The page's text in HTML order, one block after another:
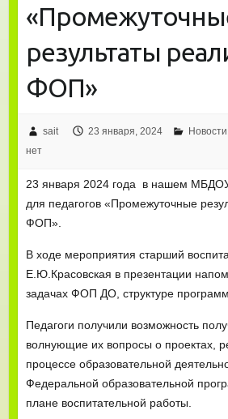
результаты
ФОП»
sait 23 января, 2024 Новости
нет
23 января 2024 года в нашем
для педагогов «Промежуточные
ФОП».
В ходе мероприятия старший
Е.Ю.Красовская в презентации
задачах ФОП ДО, структуре
Педагоги получили возможность
волнующие их вопросы о проектах,
процессе образовательной
Федеральной образовательной
плане воспитательной работы.